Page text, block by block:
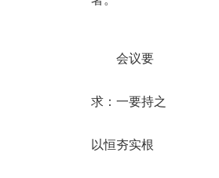
会议要
求：一要持之
以恒夯实根